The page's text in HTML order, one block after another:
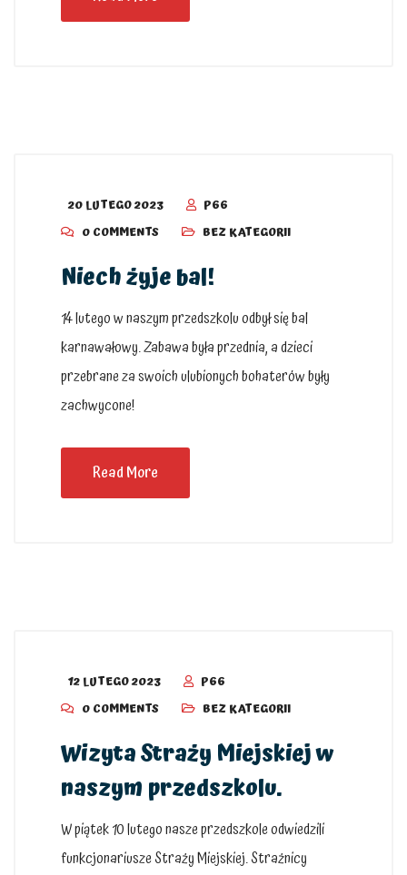
20 LUTEGO 2023
P66
0 COMMENTS
BEZ KATEGORII
Niech żyje bal!
14 lutego w naszym przedszkolu odbył się bal
karnawałowy. Zabawa była przednia, a dzieci
przebrane za swoich ulubionych bohaterów były
zachwycone!
Read More
12 LUTEGO 2023
P66
0 COMMENTS
BEZ KATEGORII
Wizyta Straży Miejskiej w
naszym przedszkolu.
W piątek 10 lutego nasze przedszkole odwiedzili
funkcjonariusze Straży Miejskiej. Strażnicy